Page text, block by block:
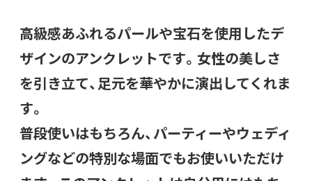
高級感あふれるパールや宝石を使用したデ
ザインのアンクレットです。女性の美しさ
を引き立て、足元を華やかに演出してくれま
す。
普段使いはもちろん、パーティーやウェディ
ングなどの特別な場面でもお使いいただけ